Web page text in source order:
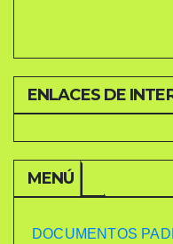
ENLACES DE
MENÚ
DOCUMENTOS